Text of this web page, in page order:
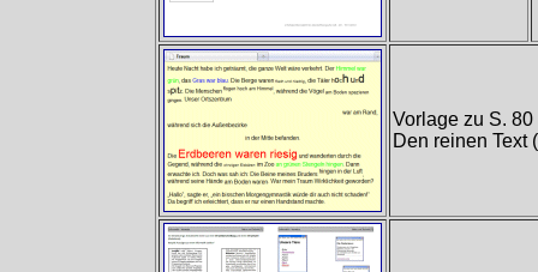
Vorlage zu S.
Den reinen Text